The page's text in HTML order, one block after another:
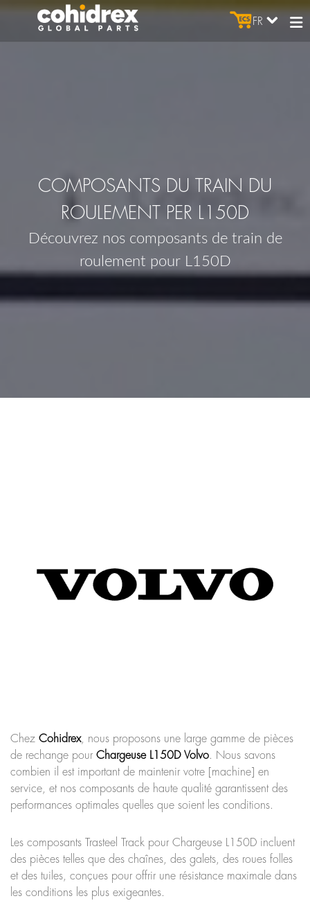
FR
COMPOSANTS DU TRAIN DU
ROULEMENT PER L150D
Découvrez nos composants de train de
roulement pour L150D
Chez Cohidrex, nous proposons une large gamme de pièces
de rechange pour Chargeuse L150D Volvo. Nous savons
combien il est important de maintenir votre [machine] en
service, et nos composants de haute qualité garantissent des
performances optimales quelles que soient les conditions.
Les composants Trasteel Track pour Chargeuse L150D incluent
des pièces telles que des chaînes, des galets, des roues folles
et des tuiles, conçues pour offrir une résistance maximale dans
les conditions les plus exigeantes.